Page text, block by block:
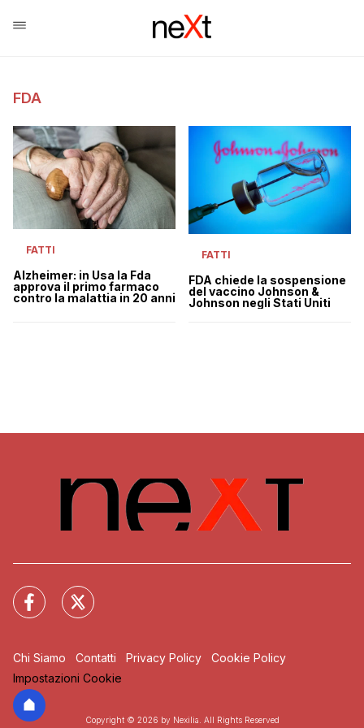
FDA
FATTI
Alzheimer: in Usa la Fda
approva il primo farmaco
contro la malattia in 20 anni
FATTI
FDA chiede la sospensione
del vaccino Johnson &
Johnson negli Stati Uniti
Chi Siamo Contatti Privacy Policy
Cookie Policy
Impostazioni Cookie
Copyright © 2026 by Nexilia. All Rights Reserved